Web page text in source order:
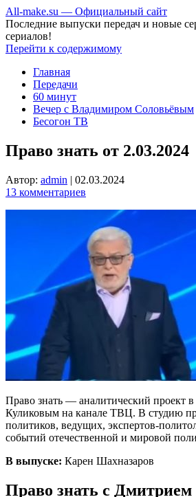
All-make.su — Официальный сайт
Последние выпуски передач и новые
сериалов!
Перейти к содержимому
Главная
Передачи
60 минут
Вечер с Владимиром Соловьёвым
Бесогон ТВ
Право знать от 2.03.2024
Автор: admin | 02.03.2024
13 комментариев
Право знать — аналитический проект
Куликовым на канале ТВЦ. В студию
политиков, ведущих, экспертов-
событий отечественной и мировой
В выпуске: Карен Шахназаров
Право знать с